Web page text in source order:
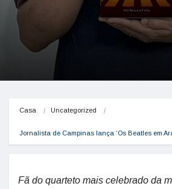
Casa Uncategorized
Jornalista de Campinas lança ‘Os Beatles em
Fã do quarteto mais celebrado da